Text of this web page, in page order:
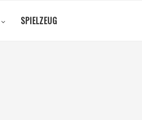
SPIELZEUG